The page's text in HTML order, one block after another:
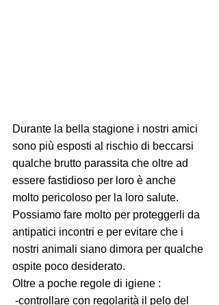
Durante la bella stagione i nostri amici
sono più esposti al rischio di beccarsi
qualche brutto parassita che oltre ad
essere fastidioso per loro è anche
molto pericoloso per la loro salute.
Possiamo fare molto per proteggerli da
antipatici incontri e per evitare che i
nostri animali siano dimora per qualche
ospite poco desiderato.
Oltre a poche regole di igiene :